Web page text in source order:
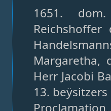
1651.
Margaretha,
Herr Jacobi
13.